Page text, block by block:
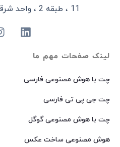
لینک صفحات مهم ما
چت با هوش مصنوعی فارسی
چت جی پی تی فارسی
چت با هوش مصنوعی گوگل
هوش مصنوعی ساخت عکس
11 ، طبقه 2 ، واحد شرقی